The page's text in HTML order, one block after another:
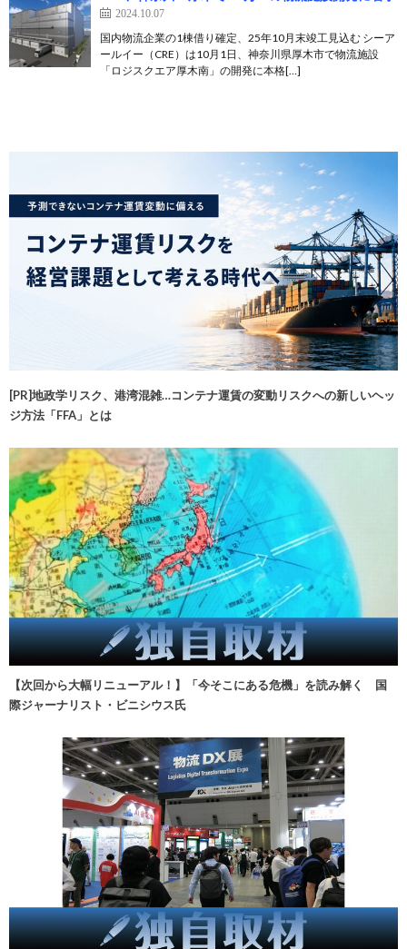
2024.10.07
国内物流企業の1棟借り確定、25年10月末竣工見込む シーア
ールイー（CRE）は10月1日、神奈川県厚木市で物流施設
「ロジスクエア厚木南」の開発に本格[…]
[PR]地政学リスク、港湾混雑…コンテナ運賃の変動リスクへの新しいヘッ
ジ方法「FFA」とは
【次回から大幅リニューアル！】「今そこにある危機」を読み解く 国
際ジャーナリスト・ビニシウス氏